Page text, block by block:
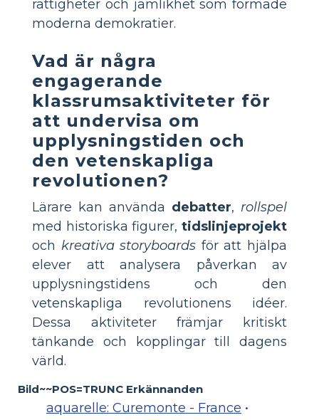
rättigheter och jämlikhet som formade
moderna demokratier.
Vad är några
engagerande
klassrumsaktiviteter för
att undervisa om
upplysningstiden och
den vetenskapliga
revolutionen?
Lärare kan använda debatter, rollspel
med historiska figurer, tidslinjeprojekt
och kreativa storyboards för att hjälpa
elever att analysera påverkan av
upplysningstidens och den
vetenskapliga revolutionens idéer.
Dessa aktiviteter främjar kritiskt
tänkande och kopplingar till dagens
värld.
Bild~~POS=TRUNC Erkännanden
aquarelle: Curemonte - France •